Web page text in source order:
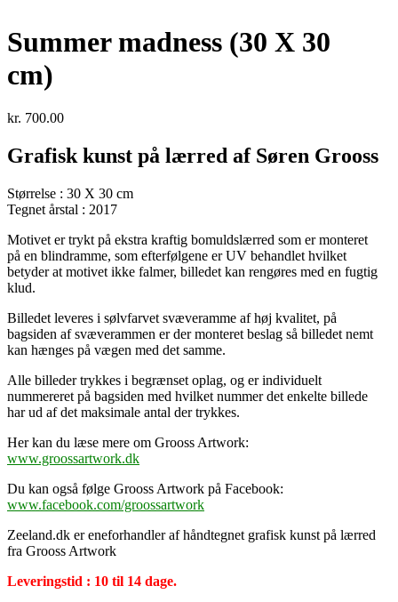
Summer madness (30 X 30
cm)
kr. 700.00
Grafisk kunst på lærred af Søren Grooss
Størrelse : 30 X 30 cm
Tegnet årstal : 2017
Motivet er trykt på ekstra kraftig bomuldslærred som er monteret
på en blindramme, som efterfølgene er UV behandlet hvilket
betyder at motivet ikke falmer, billedet kan rengøres med en fugtig
klud.
Billedet leveres i sølvfarvet svæveramme af høj kvalitet, på
bagsiden af svæverammen er der monteret beslag så billedet nemt
kan hænges på vægen med det samme.
Alle billeder trykkes i begrænset oplag, og er individuelt
nummereret på bagsiden med hvilket nummer det enkelte billede
har ud af det maksimale antal der trykkes.
Her kan du læse mere om Grooss Artwork:
www.groossartwork.dk
Du kan også følge Grooss Artwork på Facebook:
www.facebook.com/groossartwork
Zeeland.dk er eneforhandler af håndtegnet grafisk kunst på lærred
fra Grooss Artwork
Leveringstid : 10 til 14 dage.